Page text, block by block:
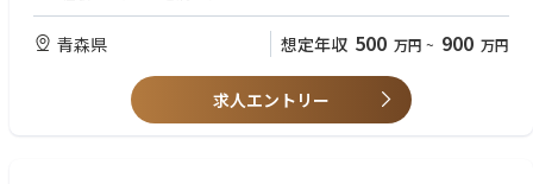
人を通じて組織に変化をもたらす実感を持ちながら働けます。
■キャリアパス：以下のようなキャリアパスを想定しています。
入社後は本社にて、原子力発電所などを含む原子力部門の安全衛生（災害
・東通プロジェクト会議向け報告資料の作成
・会議内容の社内関係部署へのフィードバック
・必要に応じたエンジニアリングスケジュールの見直し検討
業務②：建設工程（大工程）の計画・推進
・プロジェクト管理を３年以上の経験を有する方
・発電所の建設または大規模改修に関する業務経験を3年以上お持ちの方
～知識・技能～
・地域の声に真摯に向き合い、長期的な信頼関係を築ける方（コミュニケ
ーション能力に長けた方）
青森県 想定年収 500 万円 ~ 900 万円
求人エントリー